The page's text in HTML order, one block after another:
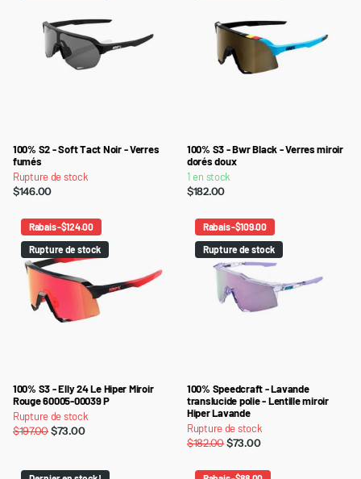
100% S2 - Soft Tact Noir - Verres
fumés
Rupture de stock
$146.00
100% S3 - Bwr Black - Verres miroir
dorés doux
1 en stock
$182.00
Rabais -$124.00
Rupture de stock
100% S3 - Elly 24 Le Hiper Miroir
Rouge 60005-00039 P
Rupture de stock
$197.00$73.00
Rabais -$109.00
Rupture de stock
100% Speedcraft - Lavande
translucide polie - Lentille miroir
Hiper Lavande
Rupture de stock
$182.00$73.00